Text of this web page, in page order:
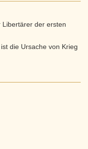
Libertärer der ersten
die Ursache von Krieg